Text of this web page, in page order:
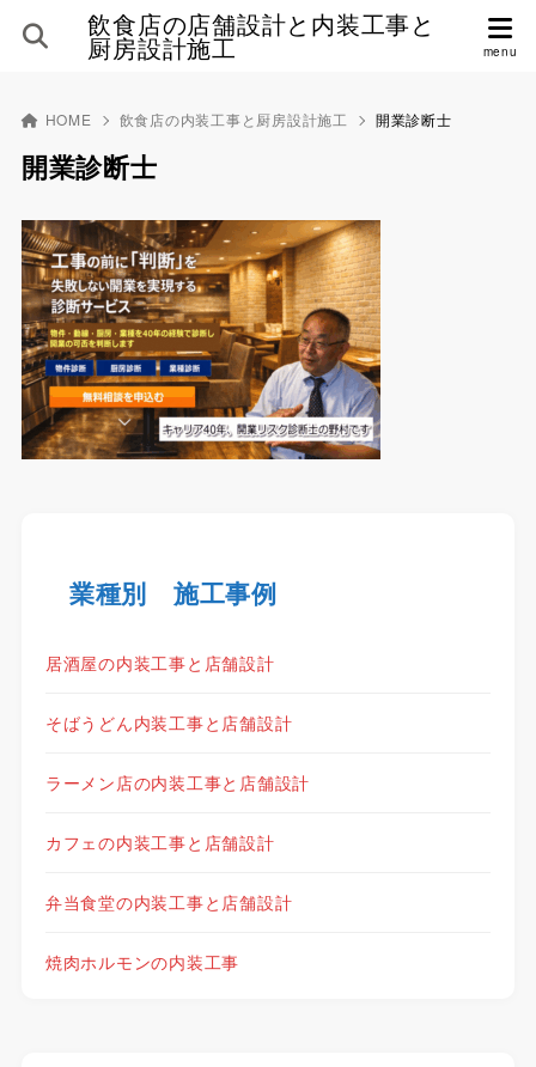
飲食店の店舗設計と内装工事と
厨房設計施工
HOME 飲食店の内装工事と厨房設計施工 開業診断士
開業診断士
業種別 施工事例
居酒屋の内装工事と店舗設計
そばうどん内装工事と店舗設計
ラーメン店の内装工事と店舗設計
カフェの内装工事と店舗設計
弁当食堂の内装工事と店舗設計
焼肉ホルモンの内装工事